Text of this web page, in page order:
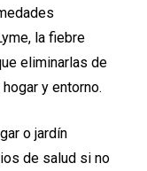
la fiebre
eliminarlas de
y entorno.
o jardín
de salud si no